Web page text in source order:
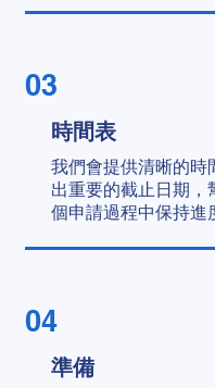
03
時間表
我們會提供清晰的時
出重要的截止日期，
個申請過程中保持進
04
準備